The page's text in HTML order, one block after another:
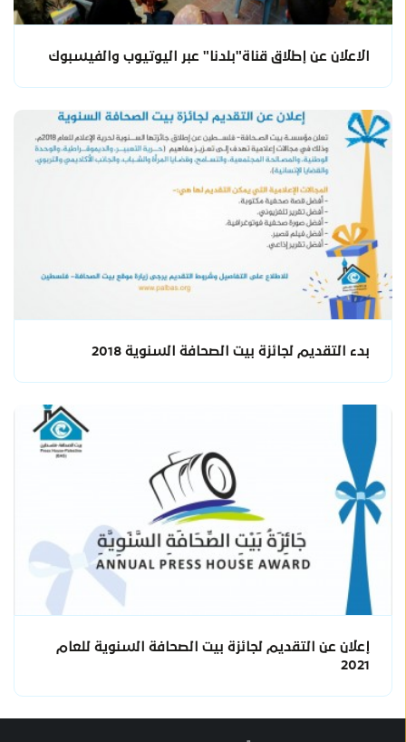
الاعلان عن إطلاق قناة"بلدنا" عبر اليوتيوب والفيسبوك
بدء التقديم لجائزة بيت الصحافة السنوية 2018
إعلان عن التقديم لجائزة بيت الصحافة السنوية للعام
2021